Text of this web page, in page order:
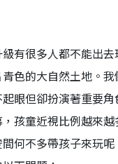
有很多人都不能出
色的大自然土地。
眼但卻扮演著重要
孩童近視比例越來
何不多帶孩子來玩